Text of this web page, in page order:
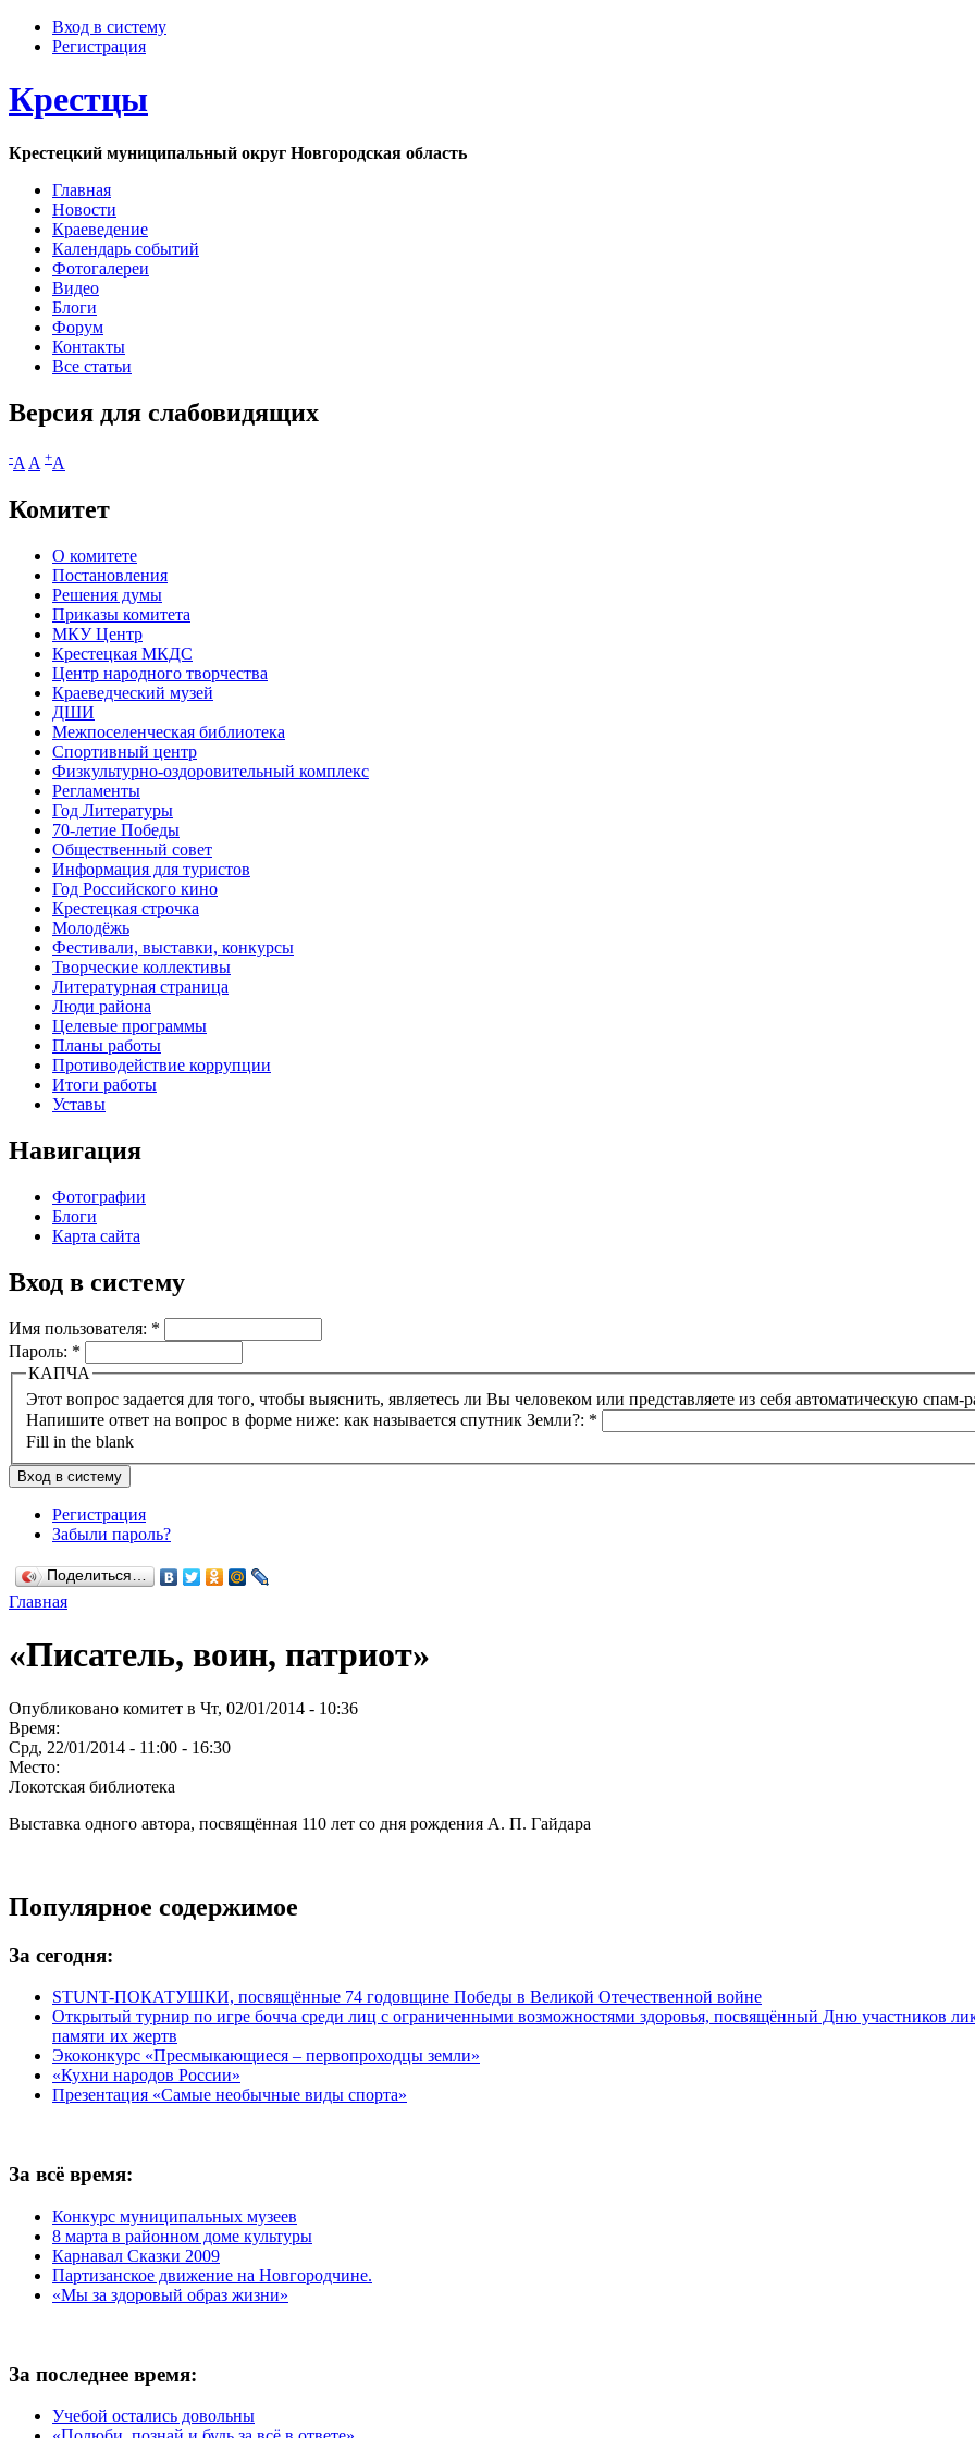
Вход в систему
Регистрация
Крестцы
Крестецкий муниципальный округ Новгородская область
Главная
Новости
Краеведение
Календарь событий
Фотогалереи
Видео
Блоги
Форум
Контакты
Все статьи
Версия для слабовидящих
-A A +A
Комитет
О комитете
Постановления
Решения думы
Приказы комитета
МКУ Центр
Крестецкая МКДС
Центр народного творчества
Краеведческий музей
ДШИ
Межпоселенческая библиотека
Спортивный центр
Физкультурно-оздоровительный комплекс
Регламенты
Год Литературы
70-летие Победы
Общественный совет
Информация для туристов
Год Российского кино
Крестецкая строчка
Молодёжь
Фестивали, выставки, конкурсы
Творческие коллективы
Литературная страница
Люди района
Целевые программы
Планы работы
Противодействие коррупции
Итоги работы
Уставы
Навигация
Фотографии
Блоги
Карта сайта
Вход в систему
Имя пользователя: *
Пароль: *
КАПЧА
Этот вопрос задается для того, чтобы выяснить, являетесь ли Вы человеком или представляете из себя
Напишите ответ на вопрос в форме ниже: как называется спутник Земли?: *
Fill in the blank
Регистрация
Забыли пароль?
Поделиться…
Главная
«Писатель, воин, патриот»
Опубликовано комитет в Чт, 02/01/2014 - 10:36
Время:
Срд, 22/01/2014 - 11:00 - 16:30
Место:
Локотская библиотека
Выставка одного автора, посвящённая 110 лет со дня рождения А. П. Гайдара
Популярное содержимое
За сегодня:
STUNT-ПОКАТУШКИ, посвящённые 74 годовщине Победы в Великой Отечественной войне
Открытый турнир по игре бочча среди лиц с ограниченными возможностями здоровья, посвящённый Дню участников
памяти их жертв
Экоконкурс «Пресмыкающиеся – первопроходцы земли»
«Кухни народов России»
Презентация «Самые необычные виды спорта»
За всё время:
Конкурс муниципальных музеев
8 марта в районном доме культуры
Карнавал Сказки 2009
Партизанское движение на Новгородчине.
«Мы за здоровый образ жизни»
За последнее время:
Учебой остались довольны